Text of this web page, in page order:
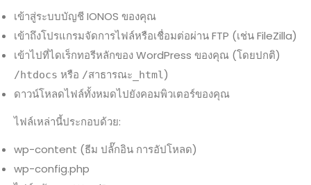
เข้าสู่ระบบบัญชี IONOS ของคุณ
เข้าถึงโปรแกรมจัดการไฟล์หรือเชื่อมต่อผ่าน FTP (เช่น FileZilla)
เข้าไปที่ไดเร็กทอรีหลักของ WordPress ของคุณ (โดยปกติ)
/htdocs หรือ /สาธารณะ_html)
ดาวน์โหลดไฟล์ทั้งหมดไปยังคอมพิวเตอร์ของคุณ
ไฟล์เหล่านี้ประกอบด้วย:
wp-content (ธีม ปลั๊กอิน การอัปโหลด)
wp-config.php